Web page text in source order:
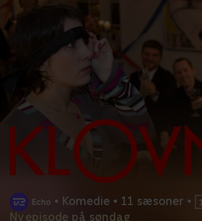
• Komedie • 11 sæsoner •
Ny episode på søndag